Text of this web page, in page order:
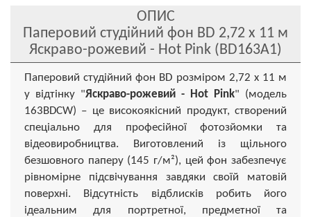
ОПИС
Паперовий студійний фон BD 2,72 x 11 м
Яскраво-рожевий - Hot Pink (BD163A1)
Паперовий студійний фон BD розміром 2,72 х 11 м
у відтінку "Яскраво-рожевий - Hot Pink" (модель
163BDCW) – це високоякісний продукт, створений
спеціально для професійної фотозйомки та
відеовиробництва. Виготовлений із щільного
безшовного паперу (145 г/м²), цей фон забезпечує
рівномірне підсвічування завдяки своїй матовій
поверхні. Відсутність відблисків робить його
ідеальним для портретної, предметної та